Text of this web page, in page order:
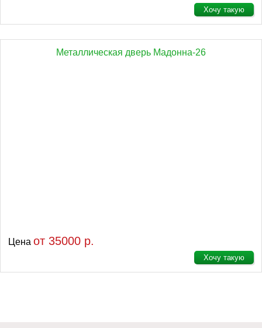
Хочу такую
Металлическая дверь Мадонна-26
Цена от 35000 р.
Хочу такую